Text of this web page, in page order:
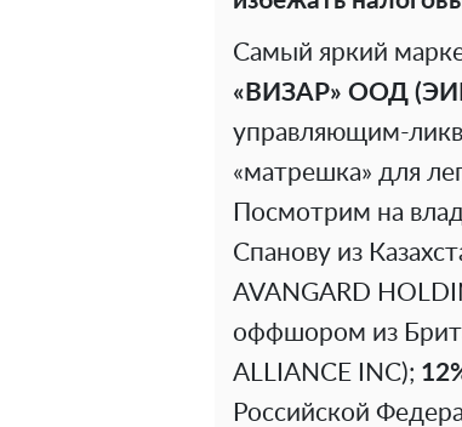
Самый яркий
«ВИЗАР» ООД
управляющим-
«матрешка» для
Посмотрим на
Спанову из
AVANGARD
оффшором из
ALLIANCE INC);
Российской